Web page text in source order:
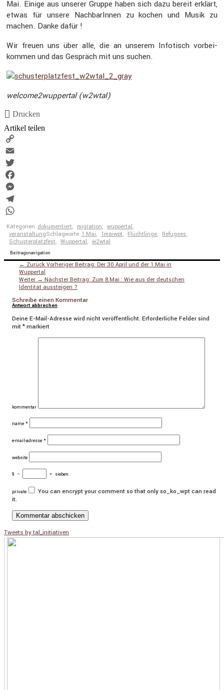
Mai. Einige aus unserer Gruppe haben sich dazu bereit erklärt,
etwas für unsere Nachba­rInnen zu kochen und Musik zu
machen. Danke dafür !
Wir freuen uns über alle, die an unserem Infotisch vorbei­
kommen und das Gespräch mit uns suchen.
welcome2wuppertal (w2wtal)
Drucken
Artikel teilen
Copy
Link
Email
Twitter
Facebook
Messenger
Telegram
WhatsApp
Kategorien dokumentiert, migration, wuppertal,
veranstaltungSchlagworte 1.Mai, 1maiwpt, Flüchtlinge, Refugees,
Schusterplatzfest, Wuppertal, w2wtal
Beitragsnavigation
← Zurück Vorheriger Beitrag: Der 30.April und der 1.Mai in
Wuppertal
Weiter → Nächster Beitrag: Zum 8.Mai : Wie aus der deutschen
Identität aussteigen ?
Schreibe einen Kommentar
Antwort abbrechen
Deine E-Mail-Adresse wird nicht veröffentlicht. Erforderliche Felder sind
mit*markiert
kommentar
name *
e-mail-adresse *
website
9 − = sieben
private
You can encrypt your comment so that only so_ko_wpt can read
it.
Tweets by tal_initiativen